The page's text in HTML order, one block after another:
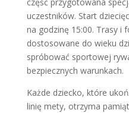
uczestników. Start
na godzinę 15:00. Trasy i
dostosowane do wieku
spróbować sportowej
bezpiecznych warunkach.
Każde dziecko, które
linię mety, otrzyma